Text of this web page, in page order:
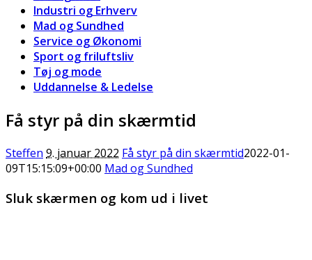
Industri og Erhverv
Mad og Sundhed
Service og Økonomi
Sport og friluftsliv
Tøj og mode
Uddannelse & Ledelse
Få styr på din skærmtid
Steffen 9. januar 2022 Få styr på din skærmtid2022-01-
09T15:15:09+00:00 Mad og Sundhed
Sluk skærmen og kom ud i livet